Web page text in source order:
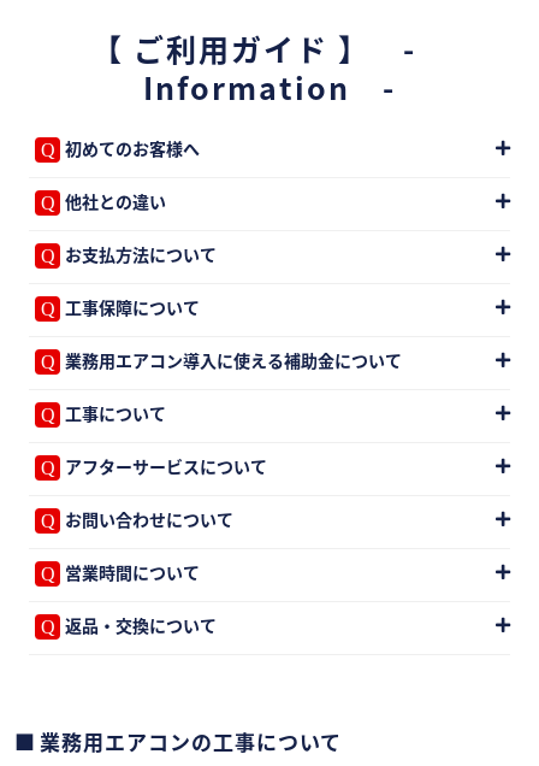
【 ご利用ガイド 】 -
Information -
初めてのお客様へ
他社との違い
お支払方法について
工事保障について
業務用エアコン導入に使える補助金について
工事について
アフターサービスについて
お問い合わせについて
営業時間について
返品・交換について
業務用エアコンの工事について